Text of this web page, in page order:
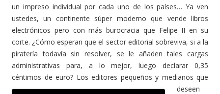
un impreso individual por cada uno de los países… Ya ven
ustedes, un continente súper moderno que vende libros
electrónicos pero con más burocracia que Felipe II en su
corte. ¿Cómo esperan que el sector editorial sobreviva, si a la
piratería todavía sin resolver, se le añaden tales cargas
administrativas para, a lo mejor, luego declarar 0,35
céntimos de euro? Los editores pequeños y medianos que
deseen